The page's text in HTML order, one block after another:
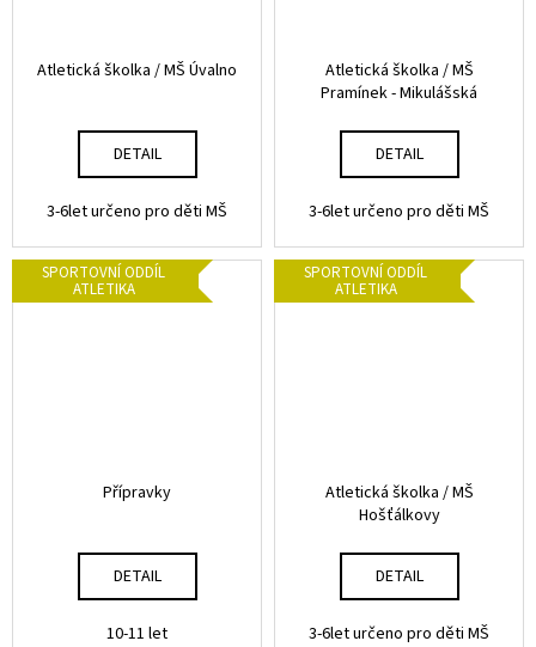
a
ě
t
Atletická školka / MŠ Úvalno
DETAIL
3-6let určeno pro děti MŠ
Atletická školka / MŠ
Pramínek - Mikulášská
DETAIL
3-6let určeno pro děti MŠ
SPORTOVNÍ ODDÍL
ATLETIKA
Přípravky
DETAIL
10-11 let
SPORTOVNÍ ODDÍL
ATLETIKA
Atletická školka / MŠ
Hošťálkovy
DETAIL
3-6let určeno pro děti MŠ
u
e
ATLETICKÁ